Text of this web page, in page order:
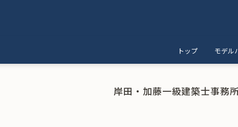
トップ モデル
岸田・加藤一級建築士事務